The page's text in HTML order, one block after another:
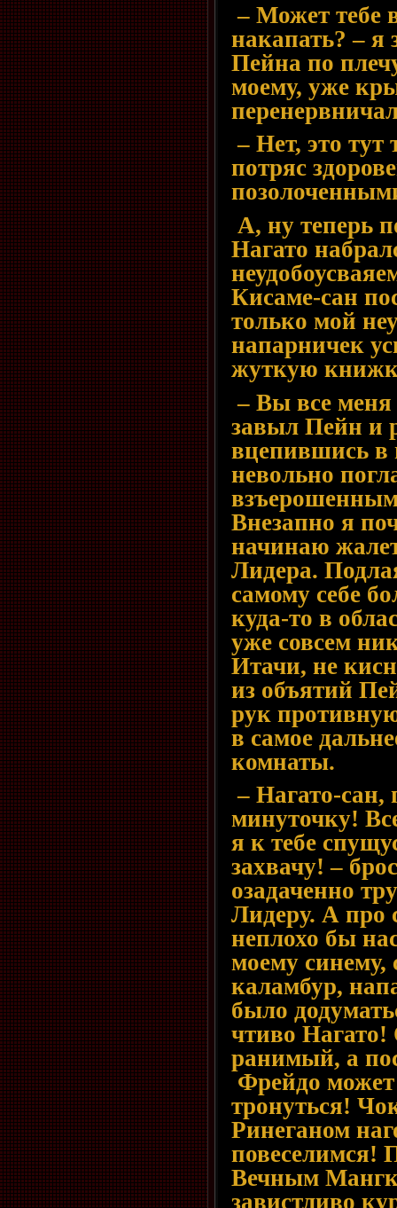
– Может тебе
накапать? – я
Пейна по
моему, уже
– Нет, это
потряс
А, ну теперь
Нагато
Кисаме-сан
только мой
напарничек
жуткую
– Вы все
завыл Пейн и
вцепившись в
невольно
Внезапно я
начинаю
Лидера.
самому себе
куда-то в
уже совсем
Итачи, не
из объятий
рук
в самое
комнаты.
– Нагато-сан,
минуточку!
я к тебе
захвачу! –
озадаченно
Лидеру. А про
неплохо бы
моему синему,
каламбур,
было
чтиво
ранимый, а
Фрейдо
тронуться!
Ринеганом
повеселимся!
Вечным
завистливо